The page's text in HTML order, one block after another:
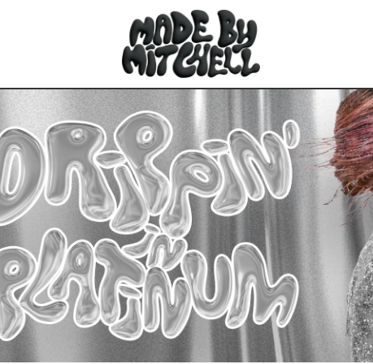
Austria
Belgia (EUR
Chorwacja
Czechy
Dania (DKK
Estonia
Finlandia
Francja
Niemcy
Grecja (EUR
Węgry (HUF